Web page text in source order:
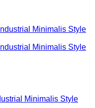
Minimalis Style